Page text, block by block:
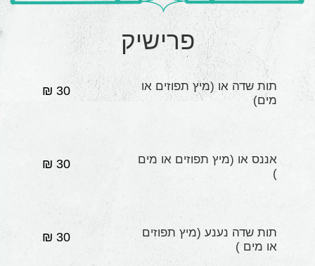
פרישיק
תות שדה או (מיץ תפוזים או
מים)
30 ₪
אננס או (מיץ תפוזים או מים
)
30 ₪
תות שדה נענע (מיץ תפוזים
או מים )
30 ₪